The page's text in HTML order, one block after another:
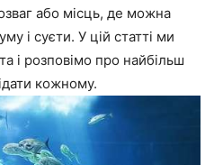
або місць, де можна
і суєти. У цій статті ми
і розповімо про найбільш
кожному.